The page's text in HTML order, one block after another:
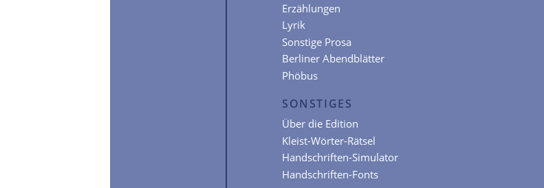
Erzählungen
Lyrik
Sonstige Prosa
Berliner Abendblätter
Phöbus
SONSTIGES
Über die Edition
Kleist-Wörter-Rätsel
Handschriften-Simulator
Handschriften-Fonts